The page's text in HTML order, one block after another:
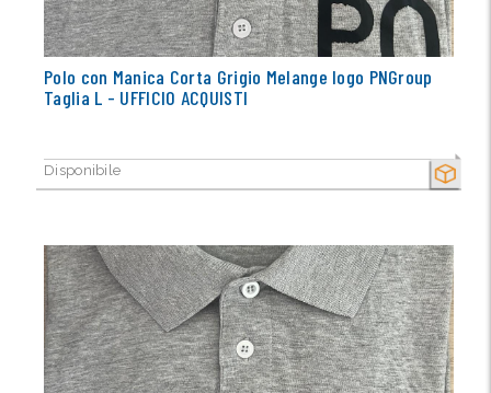
SECCO
Polo con Manica Corta Grigio Melange logo PNGroup
Taglia L - UFFICIO ACQUISTI
Disponibile